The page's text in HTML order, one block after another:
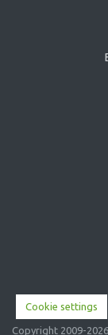
Cookie settings
Copyright 2009-